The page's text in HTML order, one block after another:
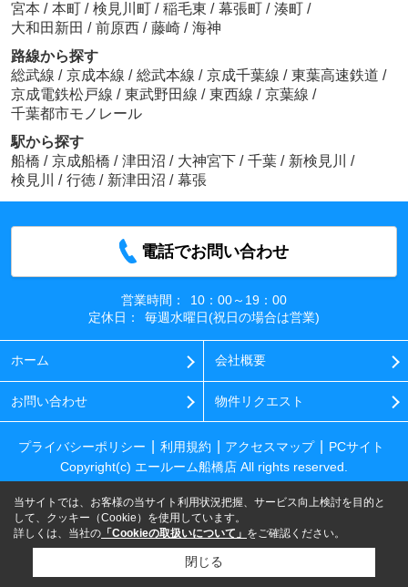
宮本 / 本町 / 検見川町 / 稲毛東 / 幕張町 / 湊町 /
大和田新田 / 前原西 / 藤崎 / 海神
路線から探す
総武線 / 京成本線 / 総武本線 / 京成千葉線 / 東葉高速鉄道 /
京成電鉄松戸線 / 東武野田線 / 東西線 / 京葉線 /
千葉都市モノレール
駅から探す
船橋 / 京成船橋 / 津田沼 / 大神宮下 / 千葉 / 新検見川
/
検見川
/ 行徳 / 新津田沼 / 幕張
電話でお問い合わせ
営業時間：
10：00～19：00
定休日：
毎週水曜日(祝日の場合は営業)
ホーム 会社概要
お問い合わせ 物件リクエスト
プライバシーポリシー 利用規約 アクセスマップ
PCサイト
Copyright(c) エールーム船橋店 All rights reserved.
当サイトでは、お客様の当サイト利用状況把握、サービス向上検討を目的と
して、クッキー（Cookie）を使用しています。
詳しくは、当社の 「Cookieの取扱いについて」 をご確認ください。
閉じる